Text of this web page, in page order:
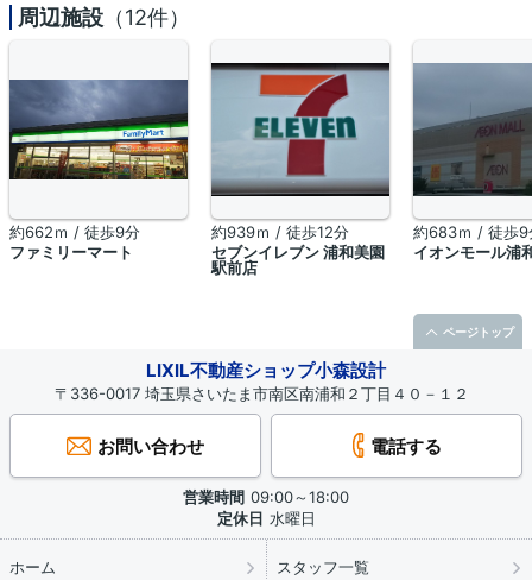
周辺施設 （12件）
約662ｍ / 徒歩9分
ファミリーマート
約939ｍ / 徒歩12分
セブンイレブン 浦和美園
駅前店
約683ｍ / 徒歩9
イオンモール浦
LIXIL不動産ショップ小森設計
〒336-0017 埼玉県さいたま市南区南浦和２丁目４０－１２
お問い合わせ 電話する
営業時間 09:00～18:00
定休日 水曜日
ホーム スタッフ一覧
ページトップ